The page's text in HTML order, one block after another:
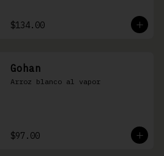
$134.00
Gohan
Arroz blanco al vapor
$97.00